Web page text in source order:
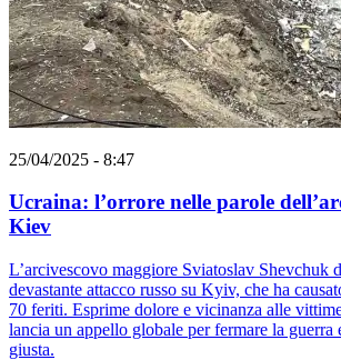
25/04/2025 - 8:47
Ucraina: l’orrore nelle parole
Kiev
L’arcivescovo maggiore Sviatoslav Shevchuk
devastante attacco russo su Kyiv, che ha
70 feriti. Esprime dolore e vicinanza alle
lancia un appello globale per fermare la guerra
giusta.